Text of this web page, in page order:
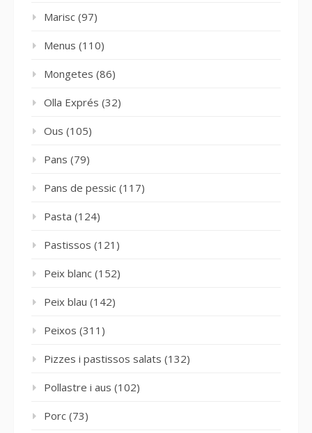
Marisc (97)
Menus (110)
Mongetes (86)
Olla Exprés (32)
Ous (105)
Pans (79)
Pans de pessic (117)
Pasta (124)
Pastissos (121)
Peix blanc (152)
Peix blau (142)
Peixos (311)
Pizzes i pastissos salats (132)
Pollastre i aus (102)
Porc (73)